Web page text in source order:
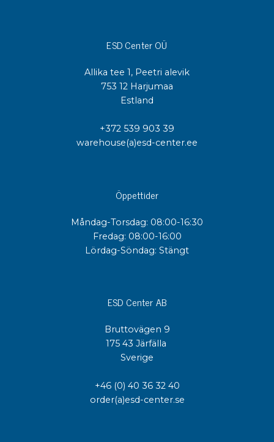
ESD Center OÜ
Allika tee 1, Peetri alevik
753 12 Harjumaa
Estland
+372 539 903 39
warehouse(a)esd-center.ee
Öppettider
Måndag-Torsdag: 08:00-16:30
Fredag: 08:00-16:00
Lördag-Söndag: Stängt
ESD Center AB
Bruttovägen 9
175 43 Järfälla
Sverige
+46 (0) 40 36 32 40
order(a)esd-center.se